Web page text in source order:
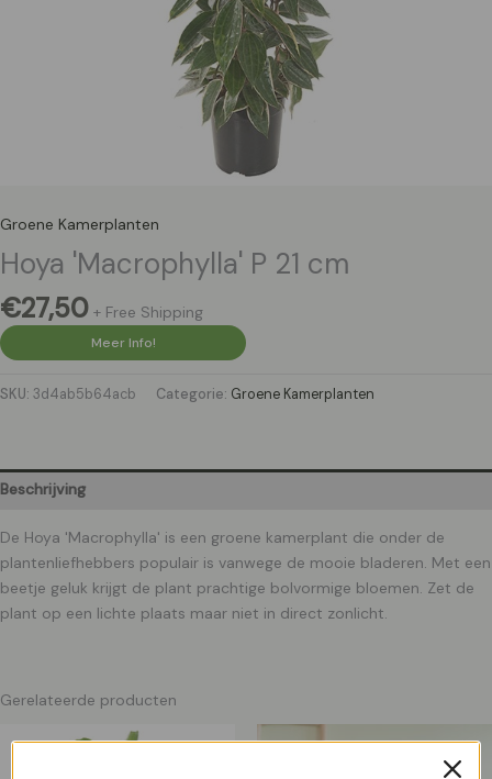
Groene Kamerplanten
Hoya 'Macrophylla' P 21 cm
€27,50 + Free Shipping
Meer Info!
SKU: 3d4ab5b64acb Categorie: Groene Kamerplanten
Beschrijving
De Hoya 'Macrophylla' is een groene kamerplant die onder de
plantenliefhebbers populair is vanwege de mooie bladeren. Met een
beetje geluk krijgt de plant prachtige bolvormige bloemen. Zet de
plant op een lichte plaats maar niet in direct zonlicht.
Gerelateerde producten